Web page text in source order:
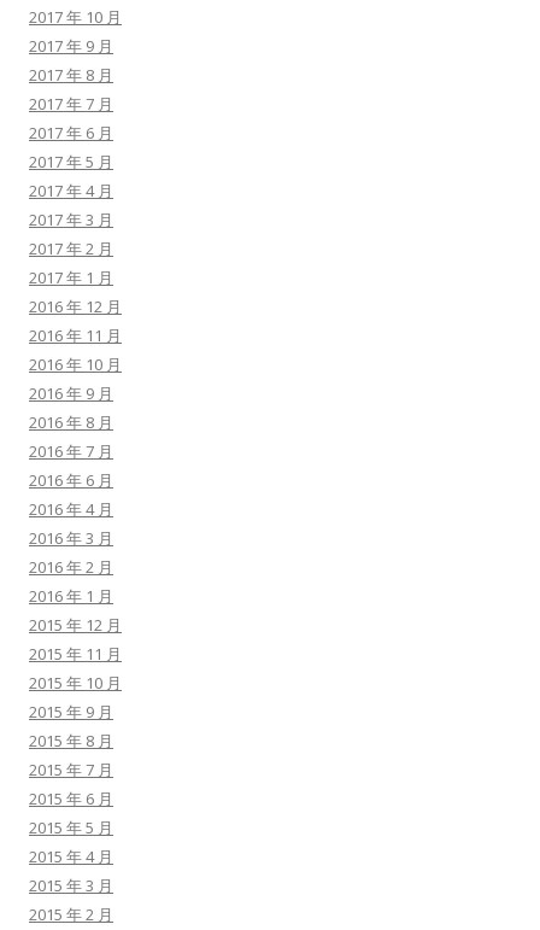
2017 年 10 月
2017 年 9 月
2017 年 8 月
2017 年 7 月
2017 年 6 月
2017 年 5 月
2017 年 4 月
2017 年 3 月
2017 年 2 月
2017 年 1 月
2016 年 12 月
2016 年 11 月
2016 年 10 月
2016 年 9 月
2016 年 8 月
2016 年 7 月
2016 年 6 月
2016 年 4 月
2016 年 3 月
2016 年 2 月
2016 年 1 月
2015 年 12 月
2015 年 11 月
2015 年 10 月
2015 年 9 月
2015 年 8 月
2015 年 7 月
2015 年 6 月
2015 年 5 月
2015 年 4 月
2015 年 3 月
2015 年 2 月